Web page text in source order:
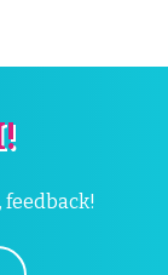
feedback!